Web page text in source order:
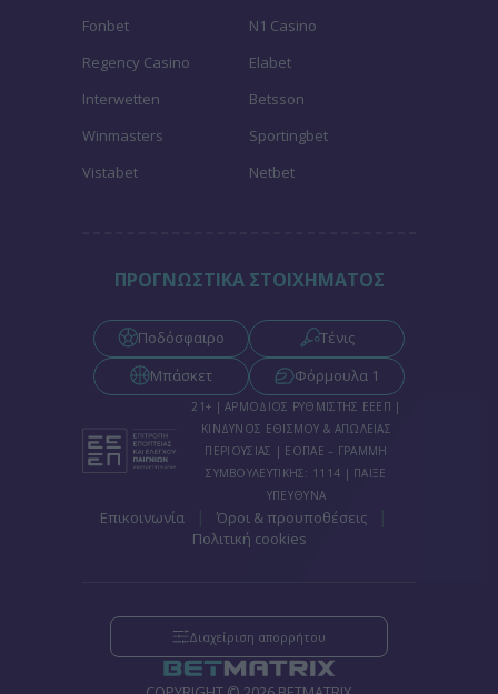
Fonbet
N1 Casino
Regency Casino
Elabet
Interwetten
Betsson
Winmasters
Sportingbet
Vistabet
Netbet
ΠΡΟΓΝΩΣΤΙΚΑ ΣΤΟΙΧΗΜΑΤΟΣ
Ποδόσφαιρο
Τένις
Μπάσκετ
Φόρμουλα 1
21+ | ΑΡΜΟΔΙΟΣ ΡΥΘΜΙΣΤΗΣ ΕΕΕΠ |
ΚΙΝΔΥΝΟΣ ΕΘΙΣΜΟΥ & ΑΠΩΛΕΙΑΣ
ΠΕΡΙΟΥΣΙΑΣ | ΕΟΠΑΕ – ΓΡΑΜΜΗ
ΣΥΜΒΟΥΛΕΥΤΙΚΗΣ: 1114 | ΠΑΙΞΕ
ΥΠΕΥΘΥΝΑ
Επικοινωνία Όροι & προυποθέσεις
Πολιτική cookies
Διαχείριση απορρήτου